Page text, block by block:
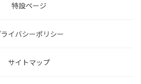
特設ページ
イバシーポリシー
サイトマップ